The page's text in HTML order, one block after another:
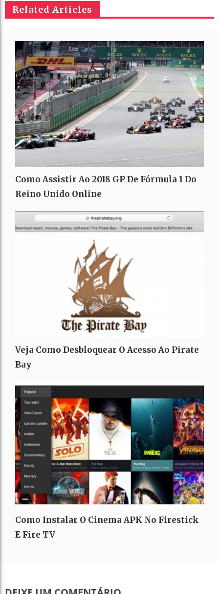
Related Articles
Como Assistir Ao 2018 GP De Fórmula 1 Do
Reino Unido Online
Veja Como Desbloquear O Acesso Ao Pirate
Bay
Como Instalar O Cinema APK No Firestick
E Fire TV